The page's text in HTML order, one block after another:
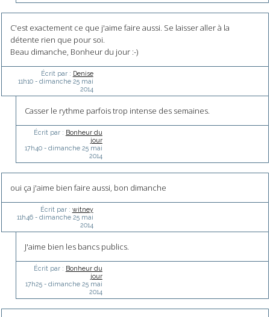
C'est exactement ce que j'aime faire aussi. Se laisser aller à la
détente rien que pour soi.
Beau dimanche, Bonheur du jour :-)
Écrit par : Denise
11h10- dimanche 25 mai
2014
Casser le rythme parfois trop intense des semaines.
Écrit par : Bonheur du
jour
17h40- dimanche 25 mai
2014
oui ça j'aime bien faire aussi, bon dimanche
Écrit par : witney
11h46- dimanche 25 mai
2014
J'aime bien les bancs publics.
Écrit par : Bonheur du
jour
17h25- dimanche 25 mai
2014